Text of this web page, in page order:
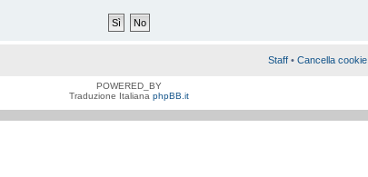
Staff • Cancella cookie
POWERED_BY
Traduzione Italiana phpBB.it